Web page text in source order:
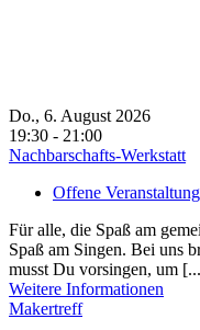
Do., 6. August 2026
19:30 - 21:00
Nachbarschafts-Werkstatt
Offene
Für alle, die Spaß am
Spaß am Singen. Bei uns
musst Du vorsingen, um
Weitere Informationen
Makertreff